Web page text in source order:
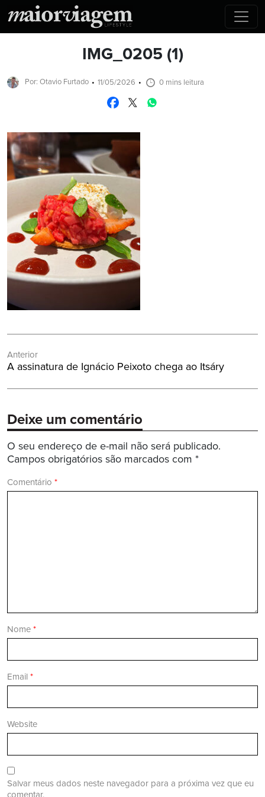
IMG_0205 (1)
Por: Otavio Furtado 11/05/2026 0 mins leitura
de
Anterior
Post
A assinatura de Ignácio Peixoto chega ao Itsáry
Deixe um comentário
O seu endereço de e-mail não será publicado.
Campos obrigatórios são marcados com *
Comentário *
Nome *
Email *
Website
Salvar meus dados neste navegador para a próxima vez que eu